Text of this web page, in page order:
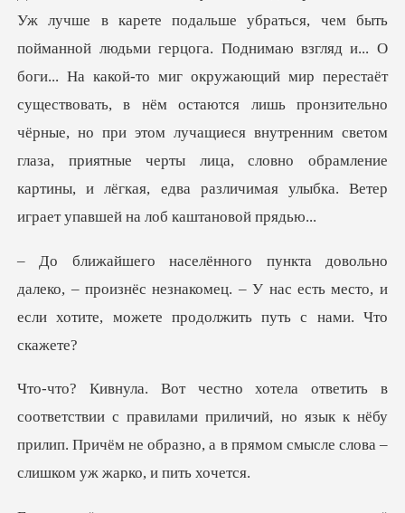
и... О
боги... На какой-то миг окружающий мир перестаёт
существовать, в нём остаются лишь пронзительно
чёрные, но при этом лучащиеся внутренним
– произнёс незнакомец. – У нас есть место, и
если
правилами приличий, но язык к нёбу
прилип. Причём не образно